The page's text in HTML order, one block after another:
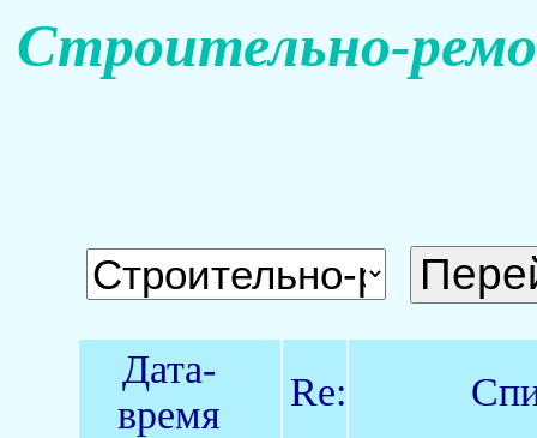
Строительно-
Дата-
время
Re: